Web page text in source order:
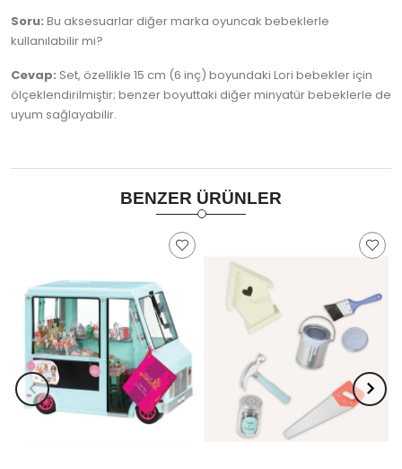
Soru: Bu aksesuarlar diğer marka oyuncak bebeklerle
kullanılabilir mi?
Cevap: Set, özellikle 15 cm (6 inç) boyundaki Lori bebekler için
ölçeklendirilmiştir; benzer boyuttaki diğer minyatür bebeklerle de
uyum sağlayabilir.
BENZER ÜRÜNLER